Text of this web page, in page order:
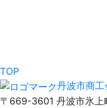
TOP
丹波市商工
〒669-3601 丹波市氷上